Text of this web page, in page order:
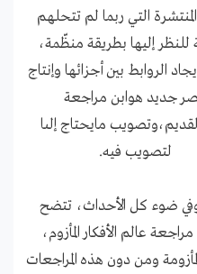
التي ربما لم تتحلهم
للنظر إليها بطريقة منظّمة،
الروابط بين أجزائها وإنتاج
جديد هوابن مراجعة
مايحتاج إلىا
لتصويب فيه.
ضوء كل الأحداث، تتضح
عالم الأفكار المأزوم،
ومن دون هذه المراجعات